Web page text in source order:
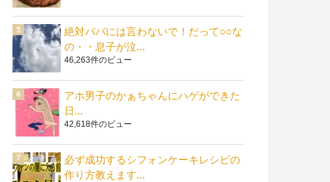
絶対パパには言わないで！だって○○な
の・・息子が泣...
46,263件のビュー
アホ男子のかぁちゃんにハゲができた
日...
42,618件のビュー
必ず成功するシフォンケーキレシピの
作り方教えます...